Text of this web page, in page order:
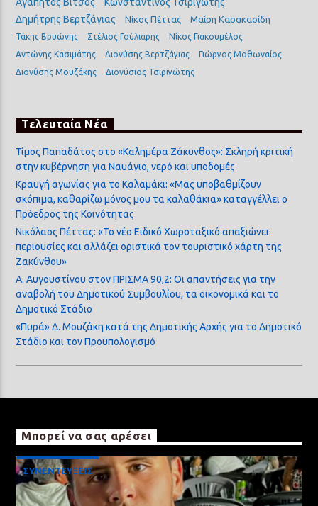
Αγαπητός Βίτσος
Κωνσταντίνος Τσιριγώτης
Δημήτρης Βερτζάγιας
Νίκος Πέττας Μαίρη Καρακασίδη
Τάκης Βρυώνης Στέλιος Γούλιαρης
Νίκος Γιακουμέλος
Αντώνης Κασιμάτης
Διονύσης Βερτζάγιας
Γιώργος Μοθωναίος
Διονύσης Μουζάκης
Διονύσιος Τσιριγώτης
Τελευταία Νέα
Τίμος Παπαδάτος στο «Καλημέρα Ζάκυνθος»: Σκληρή κριτική
στην κυβέρνηση για Ναυάγιο, νερό και υποδομές
Κραυγή αγωνίας για το Καλαμάκι: «Μας υποβαθμίζουν
σκόπιμα, καθαρίζω μόνος μου τα καλαθάκια» καταγγέλλει ο
Πρόεδρος της Κοινότητας
Νικόλαος Πέττας: «Το νέο Ειδικό Χωροταξικό απαξιώνει
περιουσίες και αλλάζει οριστικά τον τουριστικό χάρτη της
Ζακύνθου»
Α. Αυγουστίνου στον ΠΡΙΣΜΑ 90,2: Οι απαντήσεις για την
αναβολή του Δημοτικού Συμβουλίου, τα οικονομικά και το
Δημοτικό Στάδιο
«Πυρά» Δ. Μουζάκη κατά της Δημοτικής Αρχής για το Δημοτικό
Στάδιο και τον Προϋπολογισμό
Μπορεί να σας αρέσει
ΣΥΝΕΝΤΕΥΞΕΙΣ